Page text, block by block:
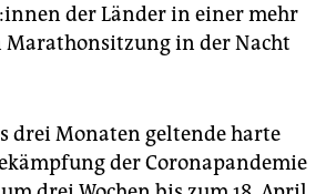
der Länder in einer mehr
Marathonsitzung in der Nacht
drei Monaten geltende harte
der Coronapandemie